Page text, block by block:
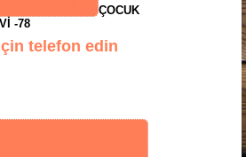
ÇOCUK
-78
telefon edin